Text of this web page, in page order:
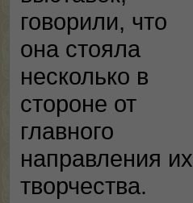
говорили, что
она стояла
несколько в
стороне от
главного
направления их
творчества.